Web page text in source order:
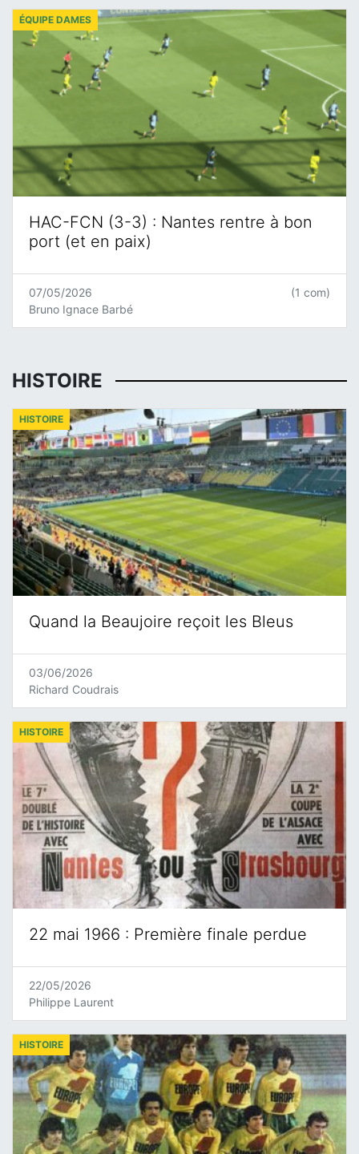
HAC-FCN (3-3) : Nantes rentre à bon
port (et en paix)
ÉQUIPE DAMES
07/05/2026
Bruno Ignace Barbé
(1 com)
HISTOIRE
Quand la Beaujoire reçoit les Bleus
HISTOIRE
03/06/2026
Richard Coudrais
22 mai 1966 : Première finale perdue
HISTOIRE
22/05/2026
Philippe Laurent
HISTOIRE